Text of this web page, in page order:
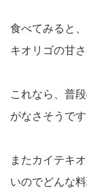
食べてみると
キオリゴの甘
これなら、普
がなさそうです
またカイテキ
いのでどんな